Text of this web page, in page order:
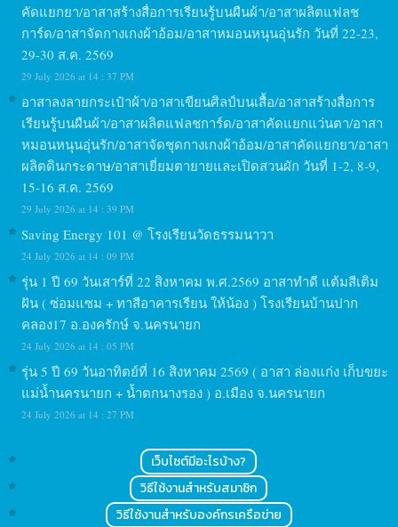
คัดแยกยา/อาสาสร้างสื่อการเรียนรู้บนผืนผ้า/อาสาผลิตแฟลช
การ์ด/อาสาจัดกางเกงผ้าอ้อม/อาสาหมอนหนุนอุ่นรัก วันที่ 22-23,
29-30 ส.ค. 2569
29 July 2026 at 14 : 37 PM
อาสาลงลายกระเป๋าผ้า/อาสาเขียนศิลป์บนเสื้อ/อาสาสร้างสื่อการ
เรียนรู้บนผืนผ้า/อาสาผลิตแฟลชการ์ด/อาสาคัดแยกแว่นตา/อาสา
หมอนหนุนอุ่นรัก/อาสาจัดชุดกางเกงผ้าอ้อม/อาสาคัดแยกยา/อาสา
ผลิตดินกระดาษ/อาสาเยี่ยมตายายและเปิดสวนผัก วันที่ 1-2, 8-9,
15-16 ส.ค. 2569
29 July 2026 at 14 : 39 PM
Saving Energy 101 @ โรงเรียนวัดธรรมนาวา
24 July 2026 at 14 : 09 PM
รุ่น 1 ปี 69 วันเสาร์ที่ 22 สิงหาคม พ.ศ.2569 อาสาทำดี แต้มสีเติม
ฝัน ( ซ่อมแซม + ทาสีอาคารเรียน ให้น้อง ) โรงเรียนบ้านปาก
คลอง17 อ.องครักษ์ จ.นครนายก
24 July 2026 at 14 : 05 PM
รุ่น 5 ปี 69 วันอาทิตย์ที่ 16 สิงหาคม 2569 ( อาสา ล่องแก่ง เก็บขยะ
แม่น้ำนครนายก + น้ำตกนางรอง ) อ.เมือง จ.นครนายก
24 July 2026 at 14 : 27 PM
เว็บไซต์มีอะไรบ้าง?
วิธีใช้งานสำหรับสมาชิก
วิธีใช้งานสำหรับองค์กรเครือข่าย